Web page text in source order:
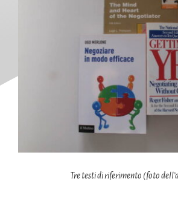
Tre testi di riferimento (foto